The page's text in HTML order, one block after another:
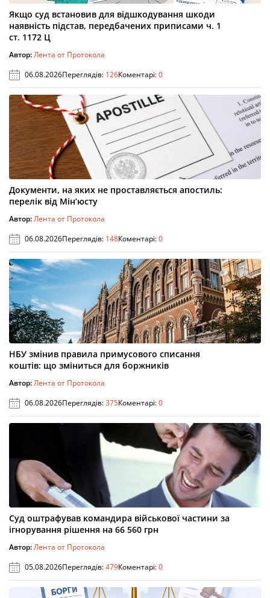
Якщо суд встановив для відшкодування шкоди
наявність підстав, передбачених приписами ч. 1
ст. 1172 Ц
Автор:Лента от Протокола
06.08.2026Переглядів: 126Коментарі:0
Документи, на яких не проставляється апостиль:
перелік від Мін’юсту
Автор:Лента от Протокола
06.08.2026Переглядів: 148Коментарі:0
НБУ змінив правила примусового списання
коштів: що зміниться для боржників
Автор:Лента от Протокола
06.08.2026Переглядів:375Коментарі:0
Суд оштрафував командира військової частини за
ігнорування рішення на 66 560 грн
Автор:Лента от Протокола
05.08.2026Переглядів:479Коментарі:0